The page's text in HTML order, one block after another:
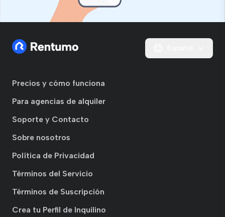
Precios y cómo funciona
Para agencias de alquiler
Soporte y Contacto
Sobre nosotros
Política de Privacidad
Términos del Servicio
Términos de Suscripción
Crea tu Perfil de Inquilino